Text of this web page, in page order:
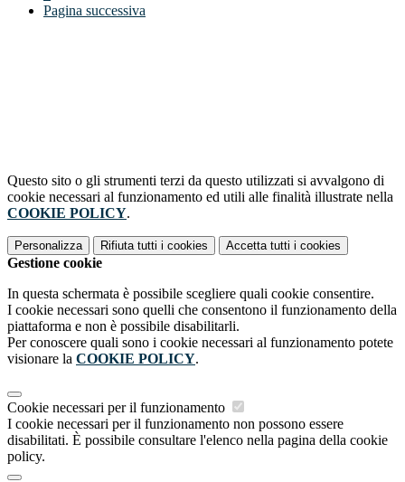
Pagina successiva
Questo sito o gli strumenti terzi da questo utilizzati si avvalgono di
cookie necessari al funzionamento ed utili alle finalità illustrate nella
COOKIE POLICY.
Personalizza Rifiuta tutti i cookies Accetta tutti i cookies
Gestione cookie
In questa schermata è possibile scegliere quali cookie consentire.
I cookie necessari sono quelli che consentono il funzionamento della
piattaforma e non è possibile disabilitarli.
Per conoscere quali sono i cookie necessari al funzionamento potete
visionare la COOKIE POLICY.
Cookie necessari per il funzionamento
I cookie necessari per il funzionamento non possono essere
disabilitati. È possibile consultare l'elenco nella pagina della cookie
policy.